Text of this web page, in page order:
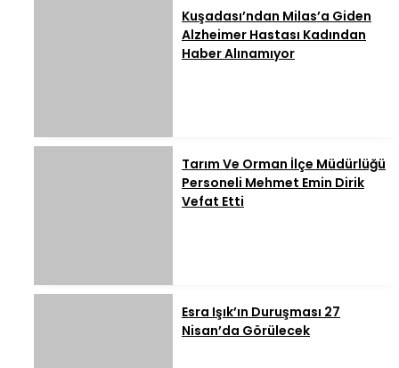
Kuşadası’ndan Milas’a Giden
Alzheimer Hastası Kadından
Haber Alınamıyor
Tarım Ve Orman İlçe Müdürlüğü
Personeli Mehmet Emin Dirik
Vefat Etti
Esra Işık’ın Duruşması 27
Nisan’da Görülecek